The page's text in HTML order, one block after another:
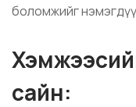
боломжийг
сайн: